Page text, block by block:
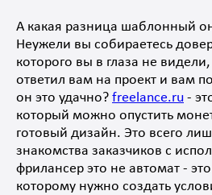
А какая разница шаблонный
Неужели вы собираетесь
которого вы в глаза не
ответил вам на проект и вам
он это удачно? freelance.ru -
который можно опустить
готовый дизайн. Это всего
знакомства заказчиков с
фрилансер это не автомат -
которому нужно создать